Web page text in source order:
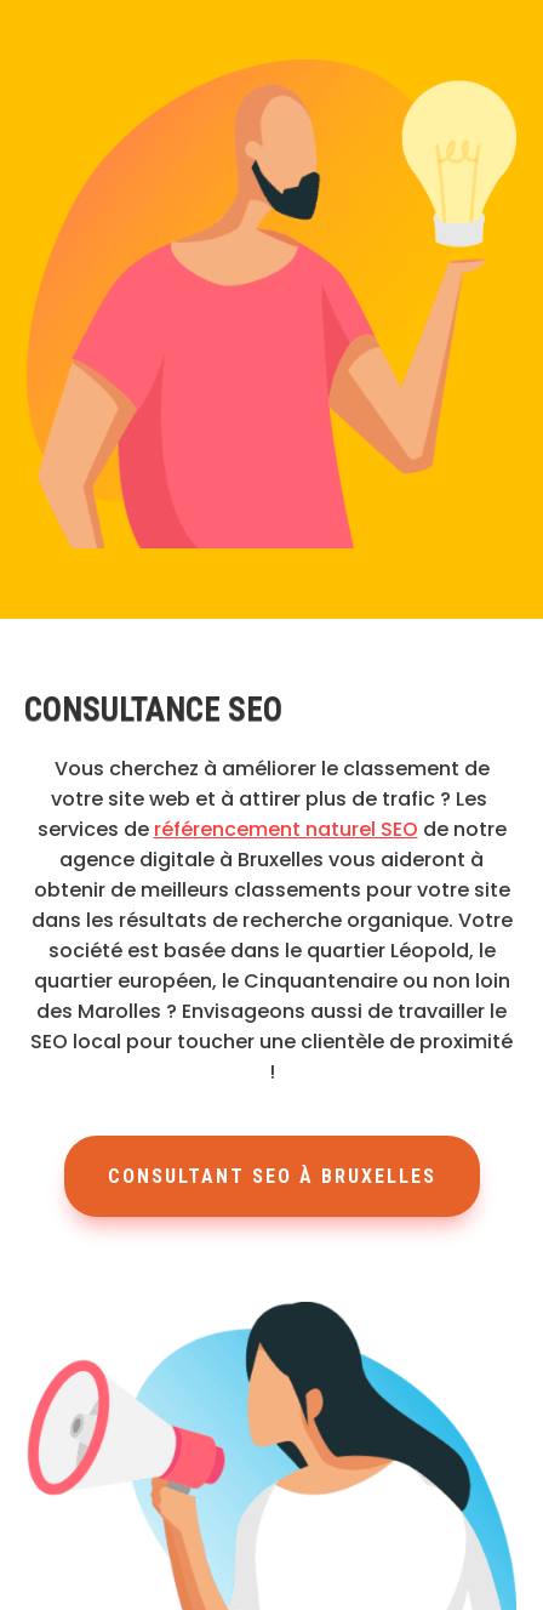
CONSULTANCE SEO
Vous cherchez à améliorer le classement de
votre site web et à attirer plus de trafic ? Les
services de référencement naturel SEO de notre
agence digitale à Bruxelles vous aideront à
obtenir de meilleurs classements pour votre site
dans les résultats de recherche organique. Votre
société est basée dans le quartierLéopold, le
quartier européen, le Cinquantenaire ou non loin
des Marolles ? Envisageons aussi de travailler le
SEO local pour toucher une clientèle de proximité
!
CONSULTANT SEO À BRUXELLES